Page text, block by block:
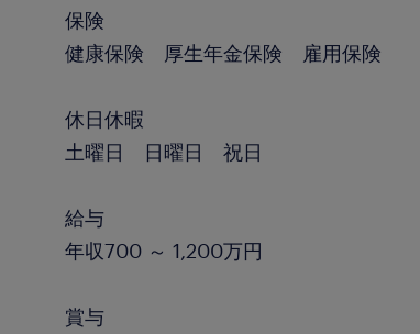
保険
健康保険 厚生年金保険 雇用保険
休日休暇
土曜日 日曜日 祝日
給与
年収700 ～ 1,200万円
賞与